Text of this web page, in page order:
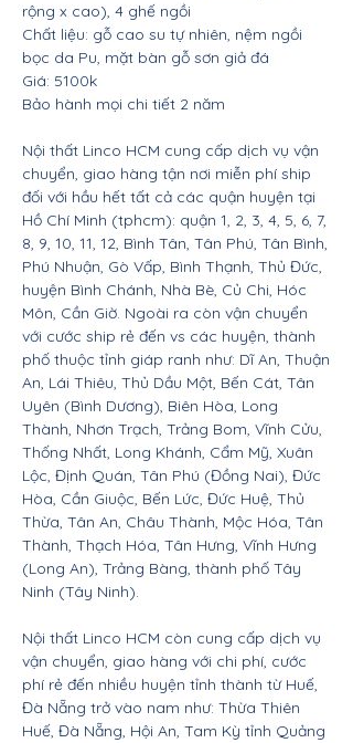
rộng x cao), 4 ghế ngồi
Chất liệu: gỗ cao su tự nhiên, nệm ngồi
bọc da Pu, mặt bàn gỗ sơn giả đá
Giá: 5100k
Bảo hành mọi chi tiết 2 năm
Nội thất Linco HCM cung cấp dịch vụ vận
chuyển, giao hàng tận nơi miễn phí ship
đối với hầu hết tất cả các quận huyện tại
Hồ Chí Minh (tphcm): quận 1, 2, 3, 4, 5, 6, 7,
8, 9, 10, 11, 12, Bình Tân, Tân Phú, Tân Bình,
Phú Nhuận, Gò Vấp, Bình Thạnh, Thủ Đức,
huyện Bình Chánh, Nhà Bè, Củ Chi, Hóc
Môn, Cần Giờ. Ngoài ra còn vận chuyển
với cước ship rẻ đến vs các huyện, thành
phố thuộc tỉnh giáp ranh như: Dĩ An, Thuận
An, Lái Thiêu, Thủ Dầu Một, Bến Cát, Tân
Uyên (Bình Dương), Biên Hòa, Long
Thành, Nhơn Trạch, Trảng Bom, Vĩnh Cửu,
Thống Nhất, Long Khánh, Cẩm Mỹ, Xuân
Lộc, Định Quán, Tân Phú (Đồng Nai), Đức
Hòa, Cần Giuộc, Bến Lức, Đức Huệ, Thủ
Thừa, Tân An, Châu Thành, Mộc Hóa, Tân
Thành, Thạch Hóa, Tân Hưng, Vĩnh Hưng
(Long An), Trảng Bàng, thành phố Tây
Ninh (Tây Ninh).
Nội thất Linco HCM còn cung cấp dịch vụ
vận chuyển, giao hàng với chi phí, cước
phí rẻ đến nhiều huyện tỉnh thành từ Huế,
Đà Nẵng trở vào nam như: Thừa Thiên
Huế, Đà Nẵng, Hội An, Tam Kỳ tỉnh Quảng